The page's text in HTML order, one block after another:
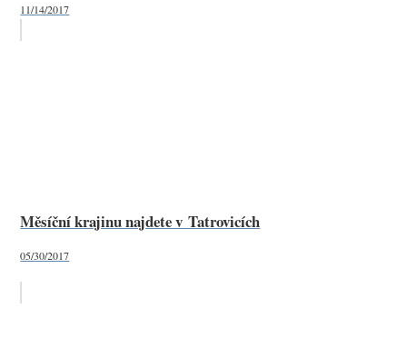
11/14/2017
Měsíční krajinu najdete v Tatrovicích
05/30/2017